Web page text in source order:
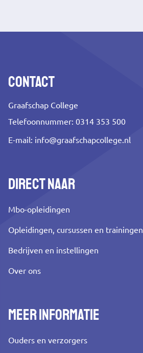
Contact
Graafschap College
Telefoonnummer: 0314 353 500
E-mail: info@graafschapcollege.nl
Direct naar
Mbo-opleidingen
Opleidingen, cursussen en trainingen
Bedrijven en instellingen
Over ons
Meer informatie
Ouders en verzorgers